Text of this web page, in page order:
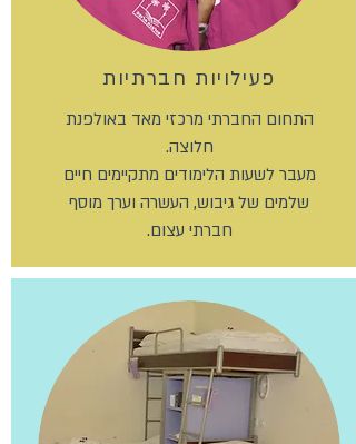
פעילויות חברתיות
התחום החברתי מרכזי מאד באולפנת
חלוצה.
מעבר לשעות הלימודים מתקיימים חיים
שלמים של גיבוש, העשרה וערך מוסף
חברתי עצום.